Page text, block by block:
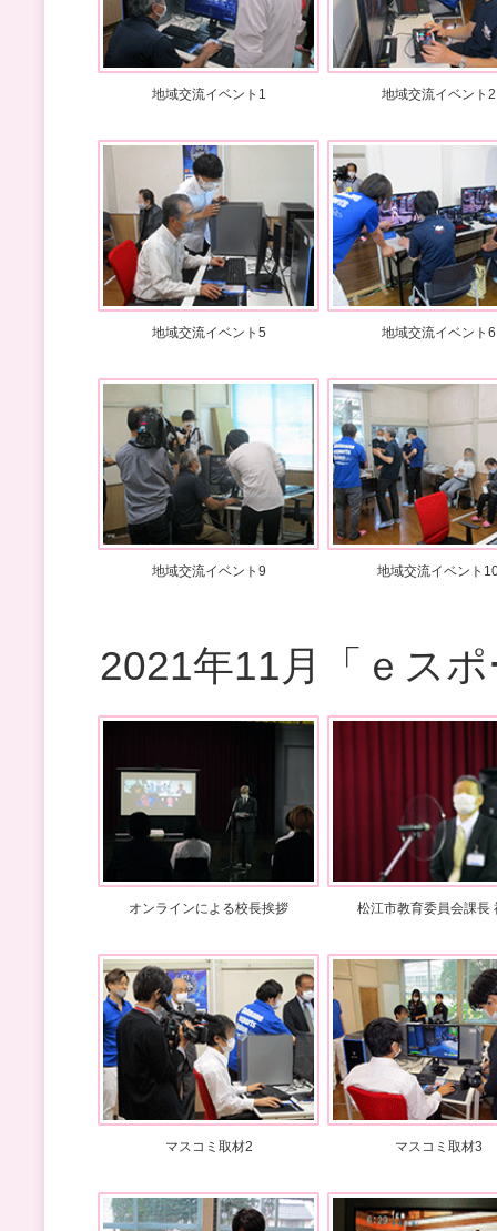
地域交流イベント1 地域交流イベント2
地域交流イベント5 地域交流イベント6
地域交流イベント9 地域交流イベント
2021年11月「ｅス
オンラインによる校長挨拶 松江市教育委員会課長
マスコミ取材2 マスコミ取材3